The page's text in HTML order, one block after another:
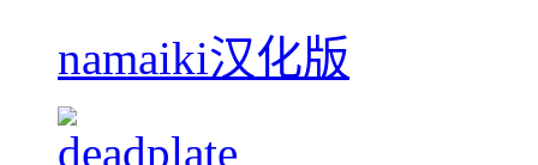
namaiki汉化版